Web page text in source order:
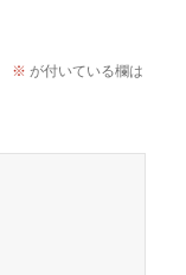
※ が付いている欄は